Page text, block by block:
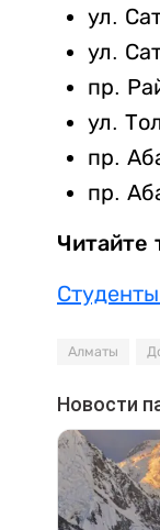
ул.
ул.
пр.
ул.
пр.
пр.
Читайте
Алматы